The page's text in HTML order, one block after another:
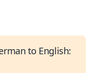
to English: